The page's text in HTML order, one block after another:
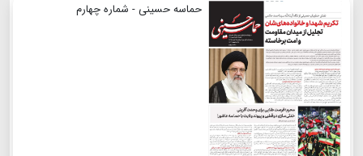
حماسه حسینی - شماره چهارم